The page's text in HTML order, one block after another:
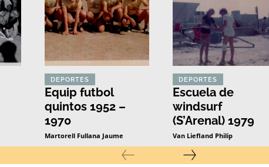
DEPORTES
Equip futbol
quintos 1952 –
1970
Martorell Fullana Jaume
DEPORTES
Escuela de
windsurf
(S’Arenal) 1979
Van Liefland Philip